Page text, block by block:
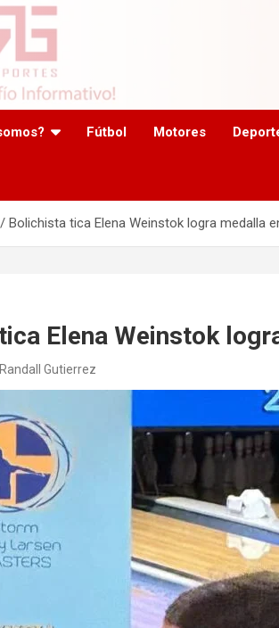
Fútbol Motores
Bolichista tica Elena Weinstok logra medalla
Elena Weinstok
Randall Gutierrez